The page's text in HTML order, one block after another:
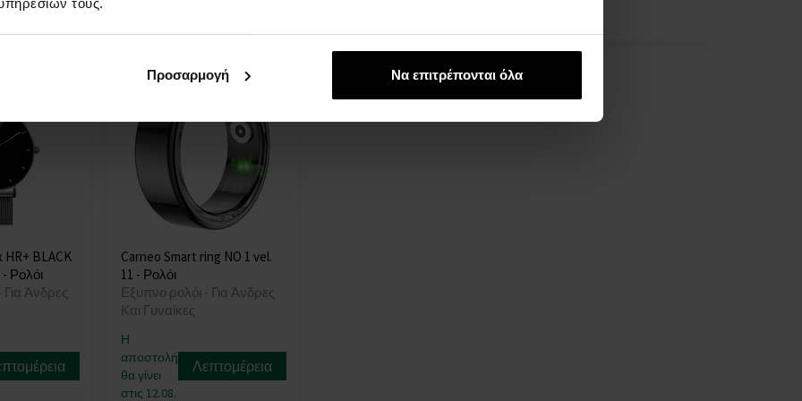
τους.
Προσαρμογή Να επιτρέπονται όλα
BLACK
Ρολόι
Άνδρες
Carneo Smart ring NO 1 vel.
11 - Ρολόι
Εξυπνο ρολόι - Για Άνδρες
Και Γυναίκες
Η
αποστολή
θα γίνει
στις 12.08.
Λεπτομέρεια